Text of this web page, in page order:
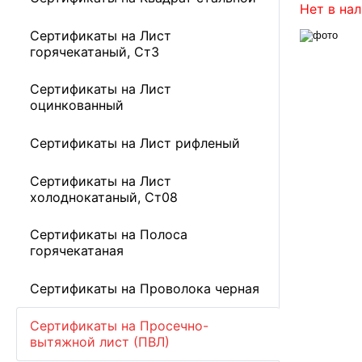
Сертификаты на Лист
горячекатаный, Ст3
Сертификаты на Лист
оцинкованный
Сертификаты на Лист рифленый
Сертификаты на Лист
холоднокатаный, Ст08
Сертификаты на Полоса
горячекатаная
Сертификаты на Проволока черная
Сертификаты на Просечно-
вытяжной лист (ПВЛ)
Нет в